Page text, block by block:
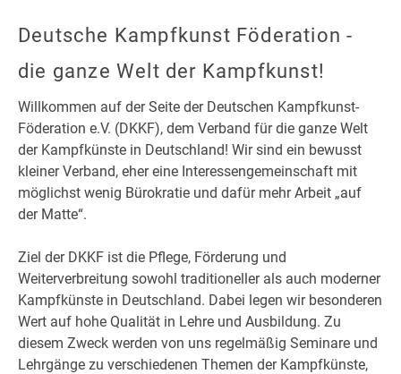
Deutsche Kampfkunst Föderation -
die ganze Welt der Kampfkunst!
Willkommen auf der Seite der Deutschen Kampfkunst-
Föderation e.V. (DKKF), dem Verband für die ganze Welt
der Kampfkünste in Deutschland! Wir sind ein bewusst
kleiner Verband, eher eine Interessengemeinschaft mit
möglichst wenig Bürokratie und dafür mehr Arbeit „auf
der Matte“.
Ziel der DKKF ist die Pflege, Förderung und
Weiterverbreitung sowohl traditioneller als auch moderner
Kampfkünste in Deutschland. Dabei legen wir besonderen
Wert auf hohe Qualität in Lehre und Ausbildung. Zu
diesem Zweck werden von uns regelmäßig Seminare und
Lehrgänge zu verschiedenen Themen der Kampfkünste,